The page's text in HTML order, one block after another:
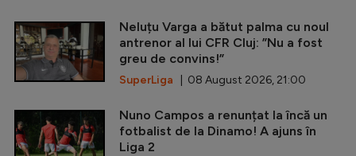
Neluțu Varga a bătut palma cu noul
antrenor al lui CFR Cluj: ”Nu a fost
greu de convins!”
SuperLiga | 08 August 2026, 21:00
Nuno Campos a renunțat la încă un
fotbalist de la Dinamo! A ajuns în
Liga 2